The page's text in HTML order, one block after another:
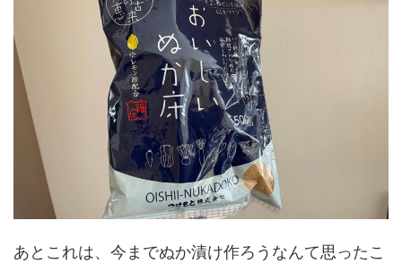
あとこれは、今までぬか漬け作ろうなんて思ったこ